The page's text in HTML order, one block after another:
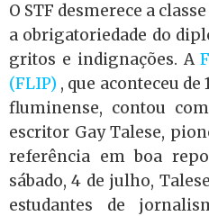
O STF desmerece a
a obrigatoriedade do
gritos e indignações. A
(FLIP) , que aconteceu
fluminense, contou
escritor Gay Talese,
referência em boa
sábado, 4 de julho,
estudantes de